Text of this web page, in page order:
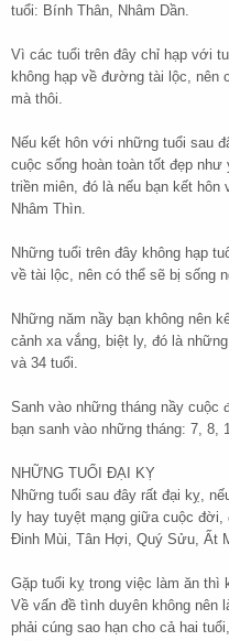
tuổi: Bính Thân, Nhâm Dần.
Vì các tuổi trên đây chỉ hạp với
không hạp về đường tài lộc, nên
mà thôi.
Nếu kết hôn với những tuổi sau
cuộc sống hoàn toàn tốt đẹp
triền miên, đó là nếu bạn kết
Nhâm Thìn.
Những tuổi trên đây không hạp
về tài lộc, nên có thể sẽ bị sống
Những năm nầy bạn không nên
cảnh xa vắng, biệt ly, đó là
và 34 tuổi.
Sanh vào những tháng nầy cuộc
bạn sanh vào những tháng: 7, 8,
NHỮNG TUỔI ĐẠI KỴ
Những tuổi sau đây rất đại kỵ,
ly hay tuyệt mạng giữa cuộc
Đinh Mùi, Tân Hợi, Quý Sửu, Ất
Gặp tuổi kỵ trong việc làm ăn thì
Về vấn đề tình duyên không nên
phải cúng sao hạn cho cả hai